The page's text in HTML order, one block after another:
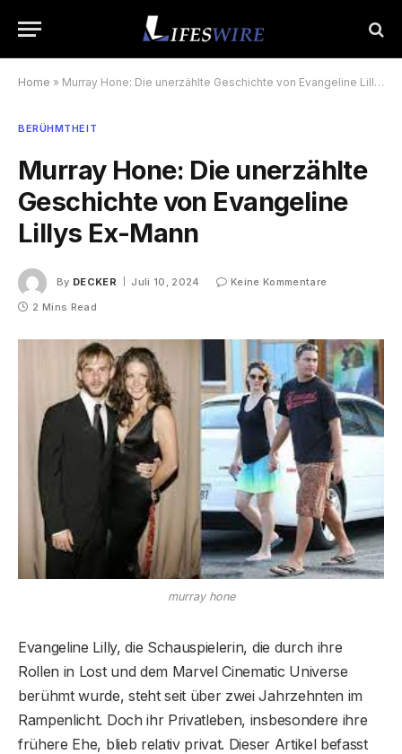
Home » Murray Hone: Die unerzählte Geschichte von Evangeline Lillys Ex-Mann
BERÜHMTHEIT
Murray Hone: Die unerzählte
Geschichte von Evangeline
Lillys Ex-Mann
By DECKER Juli 10, 2024
Keine Kommentare
2 Mins Read
murray hone
Evangeline Lilly, die Schauspielerin, die durch ihre
Rollen in Lost und dem Marvel Cinematic Universe
berühmt wurde, steht seit über zwei Jahrzehnten im
Rampenlicht. Doch ihr Privatleben, insbesondere ihre
frühere Ehe, blieb relativ privat. Dieser Artikel befasst